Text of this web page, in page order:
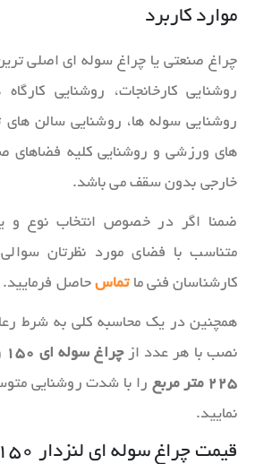
موارد کاربرد
چراغ صنعتی یا چراغ سوله ای اصلی
روشنایی کارخانجات، روشنایی کارگاه
روشنایی سوله ها، روشنایی سالن های
های ورزشی و روشنایی کلیه فضاهای
خارجی بدون سقف می باشد.
ضمنا اگر در خصوص انتخاب نوع و
متناسب با فضای مورد نظرتان سوالی
کارشناسان فنی ماتماس حاصل فرمایید.
همچنین در یک محاسبه کلی به شرط
نصب با هر عدد ازچراغ سوله ای ۱۵۰ وات لنزدار
۲۲۵ متر مربع
را با شدت روشنایی
نمایید.
قیمت چراغ سوله ای لنزدار ۱۵۰ وات